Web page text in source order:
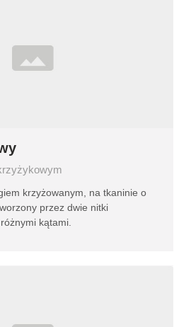
krzyżowanym, na tkaninie o
przez dwie nitki
kątami.